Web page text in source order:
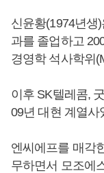
신윤황(1974년생
과를 졸업하고
경영학 석사학위
이후 SK텔레콤,
09년 대현 계열사
엔씨에프를 매각
무하면서 모조에